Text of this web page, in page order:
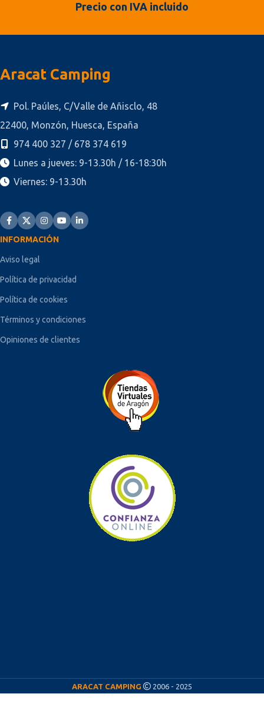
Precio con IVA incluido
Aracat Camping
Pol. Paúles, C/Valle de Añisclo, 48
22400, Monzón, Huesca, España
974 400 327 / 678 374 619
Lunes a jueves: 9-13.30h / 16-18:30h
Viernes: 9-13.30h
INFORMACIÓN
Aviso legal
Política de privacidad
Política de cookies
Términos y condiciones
Opiniones de clientes
ARACAT CAMPING 2006 - 2025